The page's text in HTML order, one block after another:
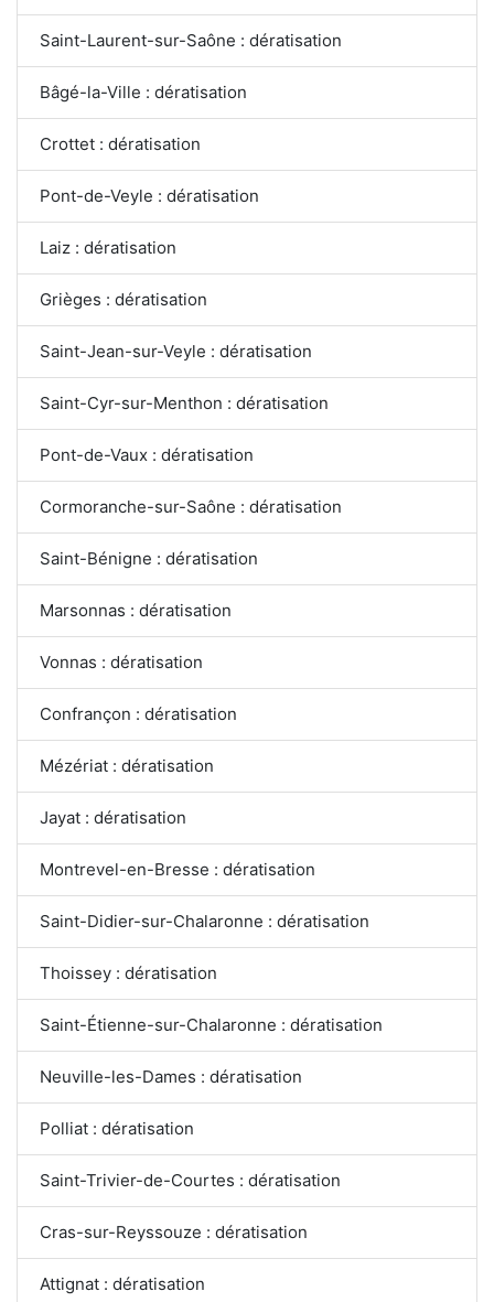
Saint-Laurent-sur-Saône : dératisation
Bâgé-la-Ville : dératisation
Crottet : dératisation
Pont-de-Veyle : dératisation
Laiz : dératisation
Grièges : dératisation
Saint-Jean-sur-Veyle : dératisation
Saint-Cyr-sur-Menthon : dératisation
Pont-de-Vaux : dératisation
Cormoranche-sur-Saône : dératisation
Saint-Bénigne : dératisation
Marsonnas : dératisation
Vonnas : dératisation
Confrançon : dératisation
Mézériat : dératisation
Jayat : dératisation
Montrevel-en-Bresse : dératisation
Saint-Didier-sur-Chalaronne : dératisation
Thoissey : dératisation
Saint-Étienne-sur-Chalaronne : dératisation
Neuville-les-Dames : dératisation
Polliat : dératisation
Saint-Trivier-de-Courtes : dératisation
Cras-sur-Reyssouze : dératisation
Attignat : dératisation